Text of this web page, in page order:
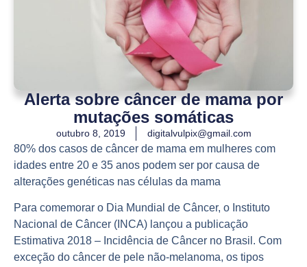
Alerta sobre câncer de mama por
mutações somáticas
outubro 8, 2019 digitalvulpix@gmail.com
80% dos casos de câncer de mama em mulheres com
idades entre 20 e 35 anos podem ser por causa de
alterações genéticas nas células da mama
Para comemorar o Dia Mundial de Câncer, o Instituto
Nacional de Câncer (INCA) lançou a publicação
Estimativa 2018 – Incidência de Câncer no Brasil. Com
exceção do câncer de pele não-melanoma, os tipos